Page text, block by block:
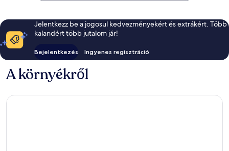
Jelentkezz be a jogosul kedvezményekért és extrákért. Több
kalandért több jutalom jár!
Bejelentkezés Ingyenes regisztráció
A környékről